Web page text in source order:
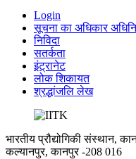
Login
सूचना का अधिकार
निविदा
सतर्कता
इंट्रानेट
लोक शिकायत
श्रद्धांजलि लेख
भारतीय प्रौद्योगिकी संस्थान,
कल्यानपुर, कानपुर -208 016